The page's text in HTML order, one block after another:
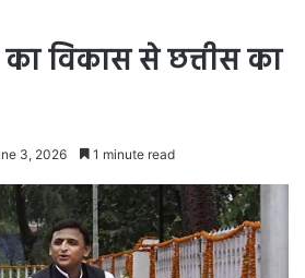
विकास से छत्तीस का
3, 2026 1 minute read